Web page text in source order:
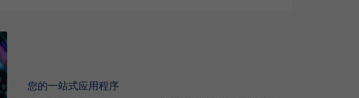
您的一站式应用程序